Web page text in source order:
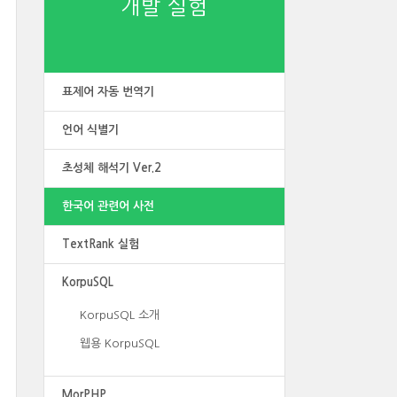
개발 실험
표제어 자동 번역기
언어 식별기
초성체 해석기 Ver.2
한국어 관련어 사전
TextRank 실험
KorpuSQL
KorpuSQL 소개
웹용 KorpuSQL
MorPHP